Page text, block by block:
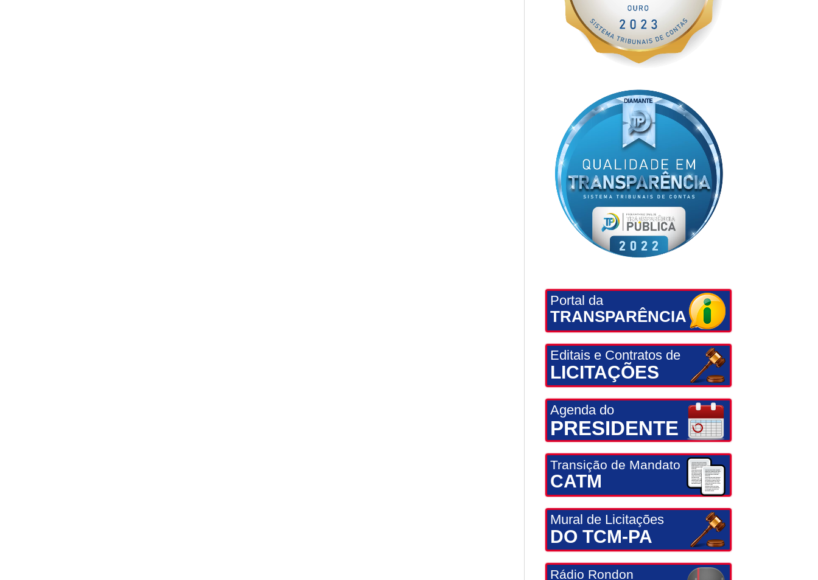
Portal da
TRANSPARÊNCIA
Editais e Contratos de
LICITAÇÕES
Agenda do
PRESIDENTE
Transição de Mandato
CATM
Mural de Licitações
DO TCM-PA
Rádio Rondon